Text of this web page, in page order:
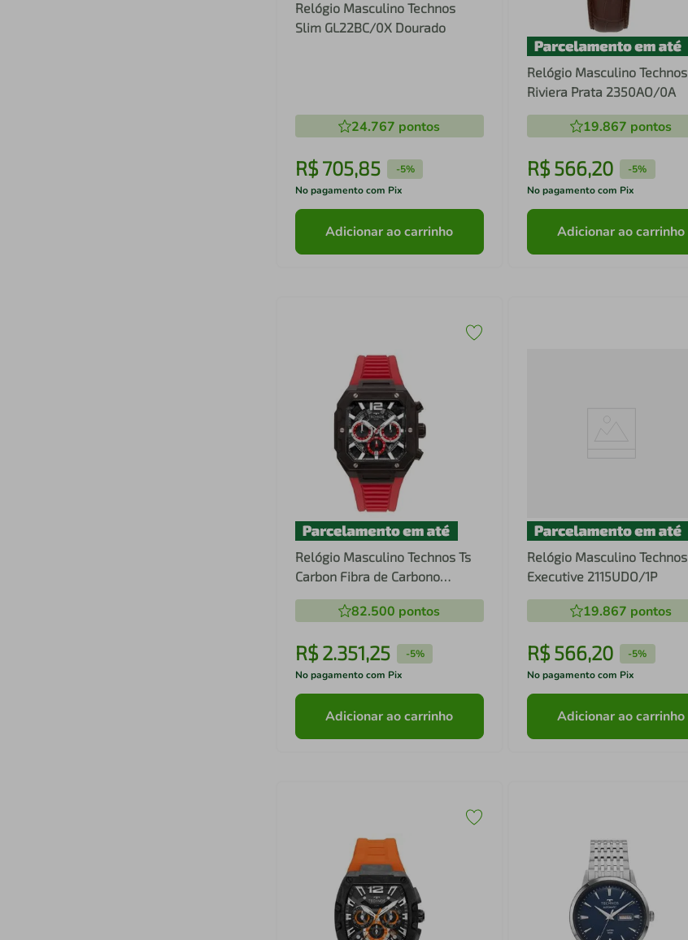
Relógio Masculino Technos
Slim GL22BC/0X Dourado
24.767 pontos
R$ 705,85 -5%
No pagamento com Pix
Adicionar ao carrinho
Relógio Masculino Technos
Riviera Prata 2350AO/0A
19.867 pontos
R$ 566,20 -5%
No pagamento com Pix
Adicionar ao carrinho
Relógio Masculino Technos Ts
Carbon Fibra de Carbono
JS25BEA/2P
82.500 pontos
R$ 2.351,25 -5%
No pagamento com Pix
Adicionar ao carrinho
Relógio Masculino Technos
Executive 2115UDO/1P
19.867 pontos
R$ 566,20 -5%
No pagamento com Pix
Adicionar ao carrinho